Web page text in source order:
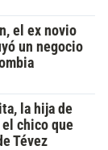
el ex novio
un negocio
la hija de
chico que
Tévez